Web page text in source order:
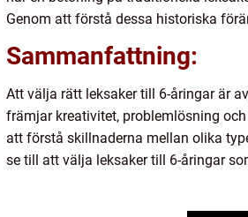
Genom att förstå dessa historiska
Sammanfattning:
Att välja rätt leksaker till 6-åringar är
främjar kreativitet, problemlösning
att förstå skillnaderna mellan olika
se till att välja leksaker till 6-åringar